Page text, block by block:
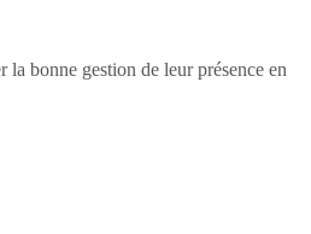
bonne gestion de leur présence en